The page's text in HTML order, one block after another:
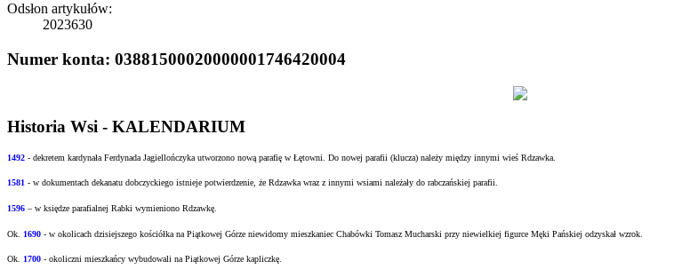
Odsłon artykułów:
2023630
Numer konta: 03881500020000001746420004
Historia Wsi - KALENDARIUM
1492 - dekretem kardynała Ferdynada Jagiellończyka utworzono nowąparafię w Łętowni. Do nowej parafii (klucza) należy między innymi wieś Rdzawka.
1581 - w dokumentach dekanatu dobczyckiego istnieje potwierdzenie, że Rdzawka wraz z innymi wsiami należały do rabczańskiej parafii.
1596 – w księdze parafialnej Rabki wymieniono Rdzawkę.
Ok. 1690 - w okolicach dzisiejszego kościółka na Piątkowej Górze niewidomy mieszkaniec Chabówki Tomasz Mucharski przy niewielkiej figurce Męki Pańskiej odzyskał wzrok.
Ok. 1700 - okoliczni mieszkańcy wybudowali na Piątkowej Górze kapliczkę.